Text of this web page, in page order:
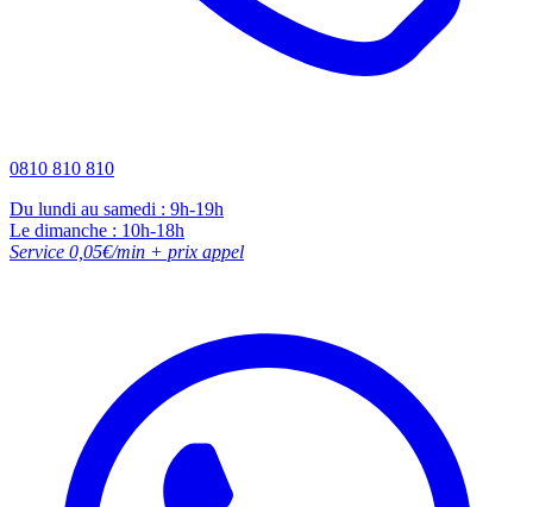
0810 810 810
Du lundi au samedi : 9h-19h
Le dimanche : 10h-18h
Service 0,05€/min + prix appel